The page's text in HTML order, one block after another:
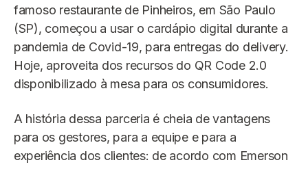
famoso restaurante de Pinheiros, em São Paulo
(SP), começou a usar o cardápio digital durante a
pandemia de Covid-19, para entregas do delivery.
Hoje, aproveita dos recursos do QR Code 2.0
disponibilizado à mesa para os consumidores.
A história dessa parceria é cheia de vantagens
para os gestores, para a equipe e para a
experiência dos clientes: de acordo com Emerson